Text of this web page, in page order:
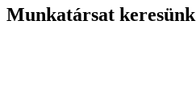
Munkatársat keresünk